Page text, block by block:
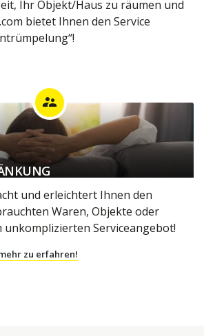
Ihr Objekt/Haus zu räumen und
bietet Ihnen den Service
supervisor_account
und erleichtert Ihnen den
Waren, Objekte oder
unkomplizierten Serviceangebot!
zu erfahren!